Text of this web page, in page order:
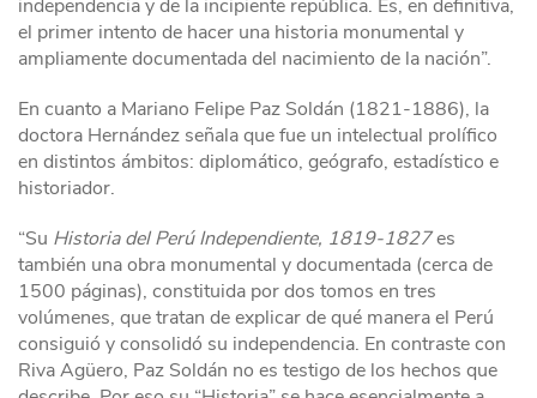
independencia y de la incipiente república. Es, en definitiva,
el primer intento de hacer una historia monumental y
ampliamente documentada del nacimiento de la nación”.
En cuanto a Mariano Felipe Paz Soldán (1821-1886), la
doctora Hernández señala que fue un intelectual prolífico
en distintos ámbitos: diplomático, geógrafo, estadístico e
historiador.
“Su Historia del Perú Independiente, 1819-1827es
también una obra monumental y documentada (cerca de
1500 páginas), constituida por dos tomos en tres
volúmenes, que tratan de explicar de qué manera el Perú
consiguió y consolidó su independencia. En contraste con
Riva Agüero, Paz Soldán no es testigo de los hechos que